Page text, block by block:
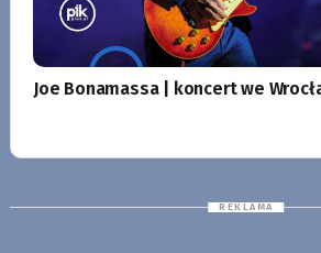
Joe Bonamassa | koncert we